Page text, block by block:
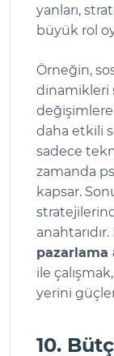
yanları,
büyük rol
Örneğin,
dinamikleri
daha etkili
sadece
zamanda
kapsar.
pazarlama
ile
yerini
10.